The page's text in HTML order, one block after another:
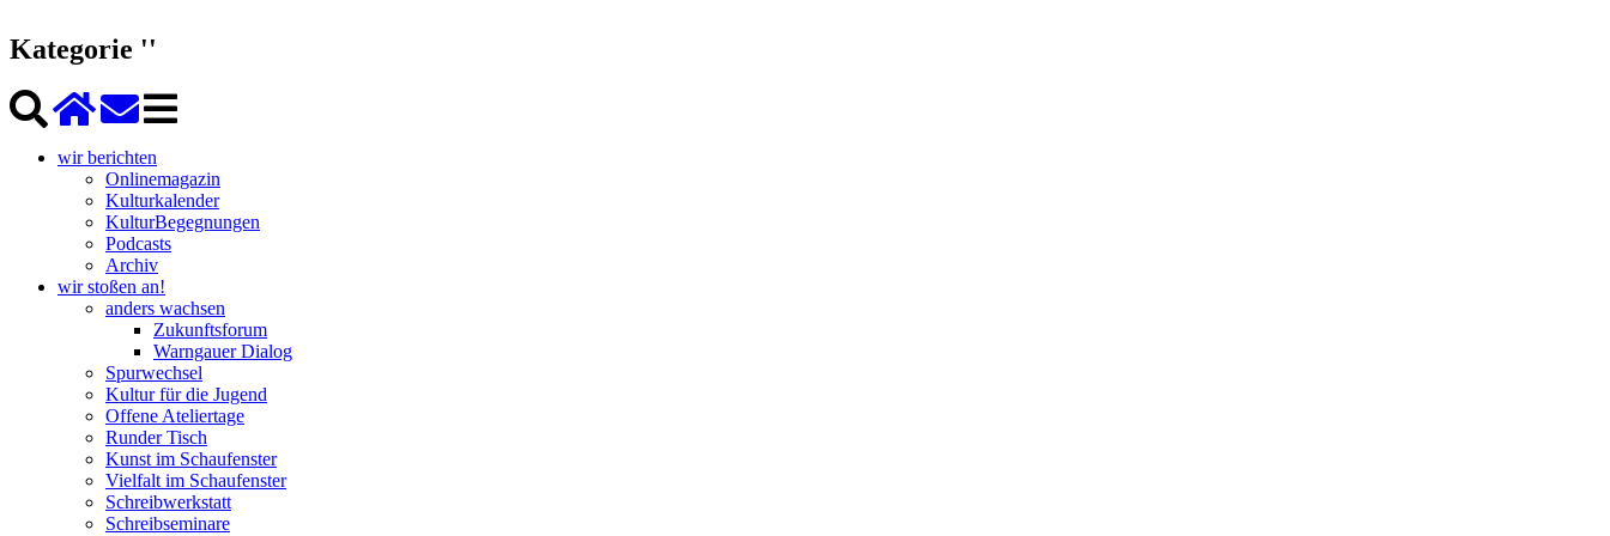
Kategorie ''
wir berichten
Onlinemagazin
Kulturkalender
KulturBegegnungen
Podcasts
Archiv
wir stoßen an!
anders wachsen
Zukunftsforum
Warngauer Dialog
Spurwechsel
Kultur für die Jugend
Offene Ateliertage
Runder Tisch
Kunst im Schaufenster
Vielfalt im Schaufenster
Schreibwerkstatt
Schreibseminare